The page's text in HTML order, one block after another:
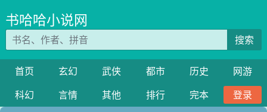
书哈哈小说网
搜索
首页 玄幻 武侠 都市 历史
网游
科幻
言情 其他 排行 完本
登录